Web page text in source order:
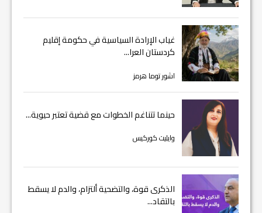
غياب الإرادة السياسية في حكومة إقليم
كردستان العرا...
اشور توما هرمز
حينما تتناغم الخطوات مع قضية تعتبر حيوية...
وايليت كوركيس
الذكرى قوة، والتضحية ألتزام، والدم لا يسقط
بالتقاد...